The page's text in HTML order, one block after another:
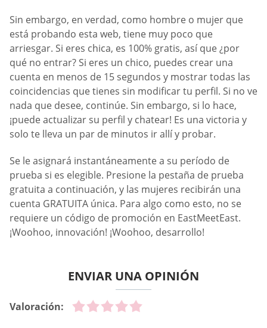
Sin embargo, en verdad, como hombre o mujer que
está probando esta web, tiene muy poco que
arriesgar. Si eres chica, es 100% gratis, así que ¿por
qué no entrar? Si eres un chico, puedes crear una
cuenta en menos de 15 segundos y mostrar todas las
coincidencias que tienes sin modificar tu perfil. Si no ve
nada que desee, continúe. Sin embargo, si lo hace,
¡puede actualizar su perfil y chatear! Es una victoria y
solo te lleva un par de minutos ir allí y probar.
Se le asignará instantáneamente a su período de
prueba si es elegible. Presione la pestaña de prueba
gratuita a continuación, y las mujeres recibirán una
cuenta GRATUITA única. Para algo como esto, no se
requiere un código de promoción en EastMeetEast.
¡Woohoo, innovación! ¡Woohoo, desarrollo!
ENVIAR UNA OPINIÓN
Valoración: